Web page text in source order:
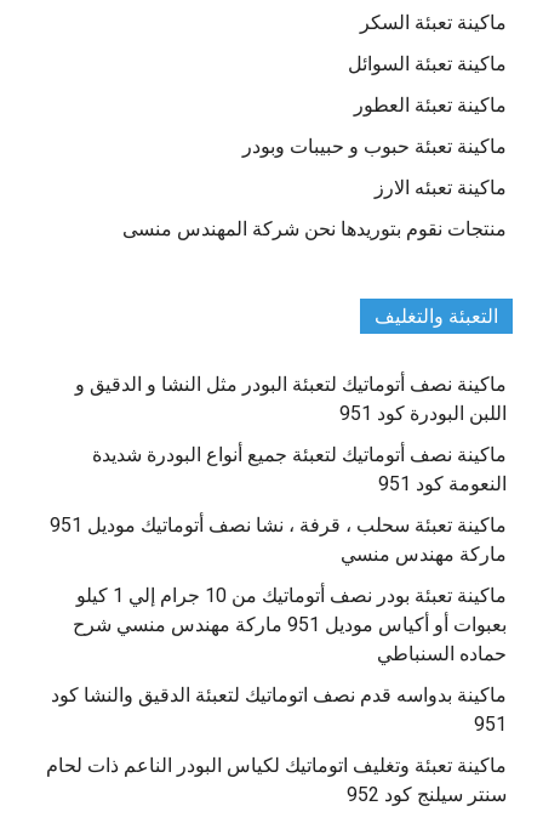
ماكينة تعبئة السكر
ماكينة تعبئة السوائل
ماكينة تعبئة العطور
ماكينة تعبئة حبوب و حبيبات وبودر
ماكينة تعبئه الارز
منتجات نقوم بتوريدها نحن شركة المهندس منسى
التعبئة والتغليف
ماكينة نصف أتوماتيك لتعبئة البودر مثل النشا و الدقيق و
اللبن البودرة كود 951
ماكينة نصف أتوماتيك لتعبئة جميع أنواع البودرة شديدة
النعومة كود 951
ماكينة تعبئة سحلب ، قرفة ، نشا نصف أتوماتيك موديل 951
ماركة مهندس منسي
ماكينة تعبئة بودر نصف أتوماتيك من 10 جرام إلي 1 كيلو
بعبوات أو أكياس موديل 951 ماركة مهندس منسي شرح
حماده السنباطي
ماكينة بدواسه قدم نصف اتوماتيك لتعبئة الدقيق والنشا كود
951
ماكينة تعبئة وتغليف اتوماتيك لكياس البودر الناعم ذات لحام
سنتر سيلنج كود 952